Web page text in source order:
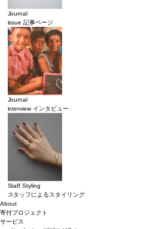
Journal
issue 記事ページ
Journal
interview インタビュー
Staff Styling
スタッフによるスタイリング
About
寄付プロジェクト
サービス